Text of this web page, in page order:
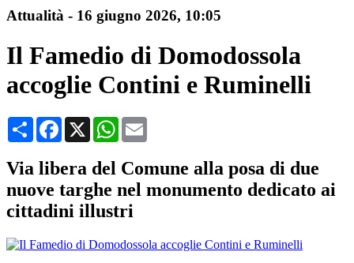
Attualità - 16 giugno 2026, 10:05
Il Famedio di Domodossola
accoglie Contini e Ruminelli
CondividiFacebook
X WhatsApp
Via libera del Comune alla posa di due
nuove targhe nel monumento dedicato ai
cittadini illustri